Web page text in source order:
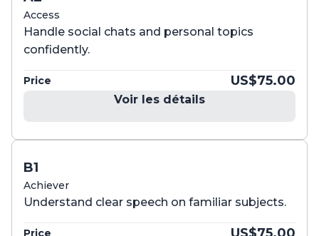
Access
Handle social chats and personal topics
confidently.
Price US$75.00
Voir les détails
B1
Achiever
Understand clear speech on familiar subjects.
Price